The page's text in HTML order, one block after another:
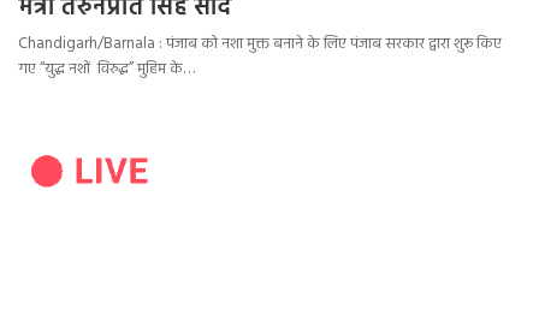
मंत्री तरुनप्रीत सिंह सौंद
Chandigarh/Barnala : पंजाब को नशा मुक्त बनाने के लिए पंजाब सरकार द्वारा शुरू किए
गए “युद्ध नशों विरुद्ध” मुहिम के…